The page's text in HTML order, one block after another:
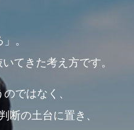
。
てきた考え方です。
ではなく、
断の土台に置き、